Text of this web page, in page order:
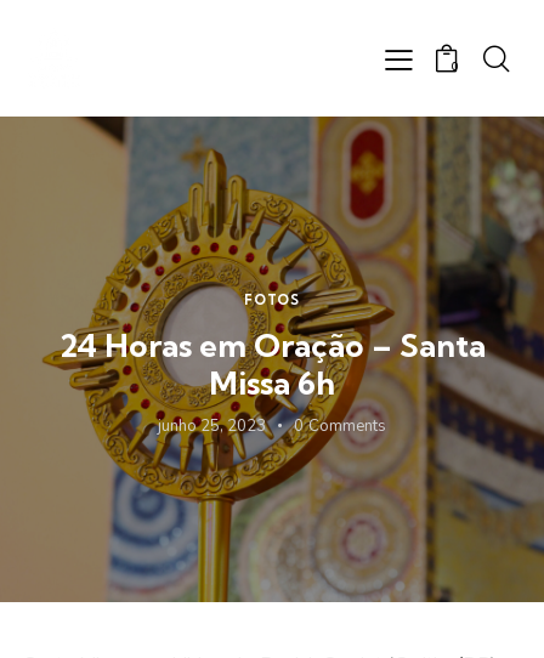
0
FOTOS
24 Horas em Oração – Santa
Missa 6h
junho 25, 2023 0 Comments